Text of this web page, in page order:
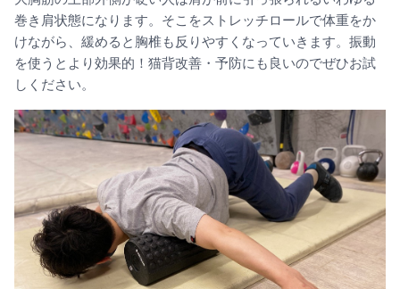
巻き肩状態になります。そこをストレッチロールで体重をか
けながら、緩めると胸椎も反りやすくなっていきます。振動
を使うとより効果的！猫背改善・予防にも良いのでぜひお試
しください。